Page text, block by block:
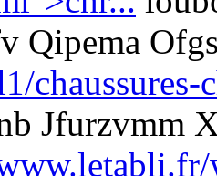
Qipema
Jfurzvmm